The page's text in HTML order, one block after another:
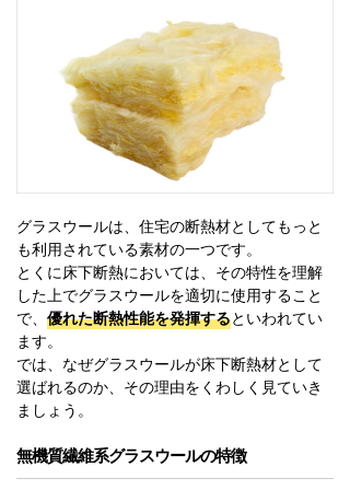
グラスウールは、住宅の断熱材としてもっと
も利用されている素材の一つです。
とくに床下断熱においては、その特性を理解
した上でグラスウールを適切に使用すること
で、 優れた断熱性能を発揮するといわれてい
ます。
では、なぜグラスウールが床下断熱材として
選ばれるのか、その理由をくわしく見ていき
ましょう。
無機質繊維系グラスウールの特徴